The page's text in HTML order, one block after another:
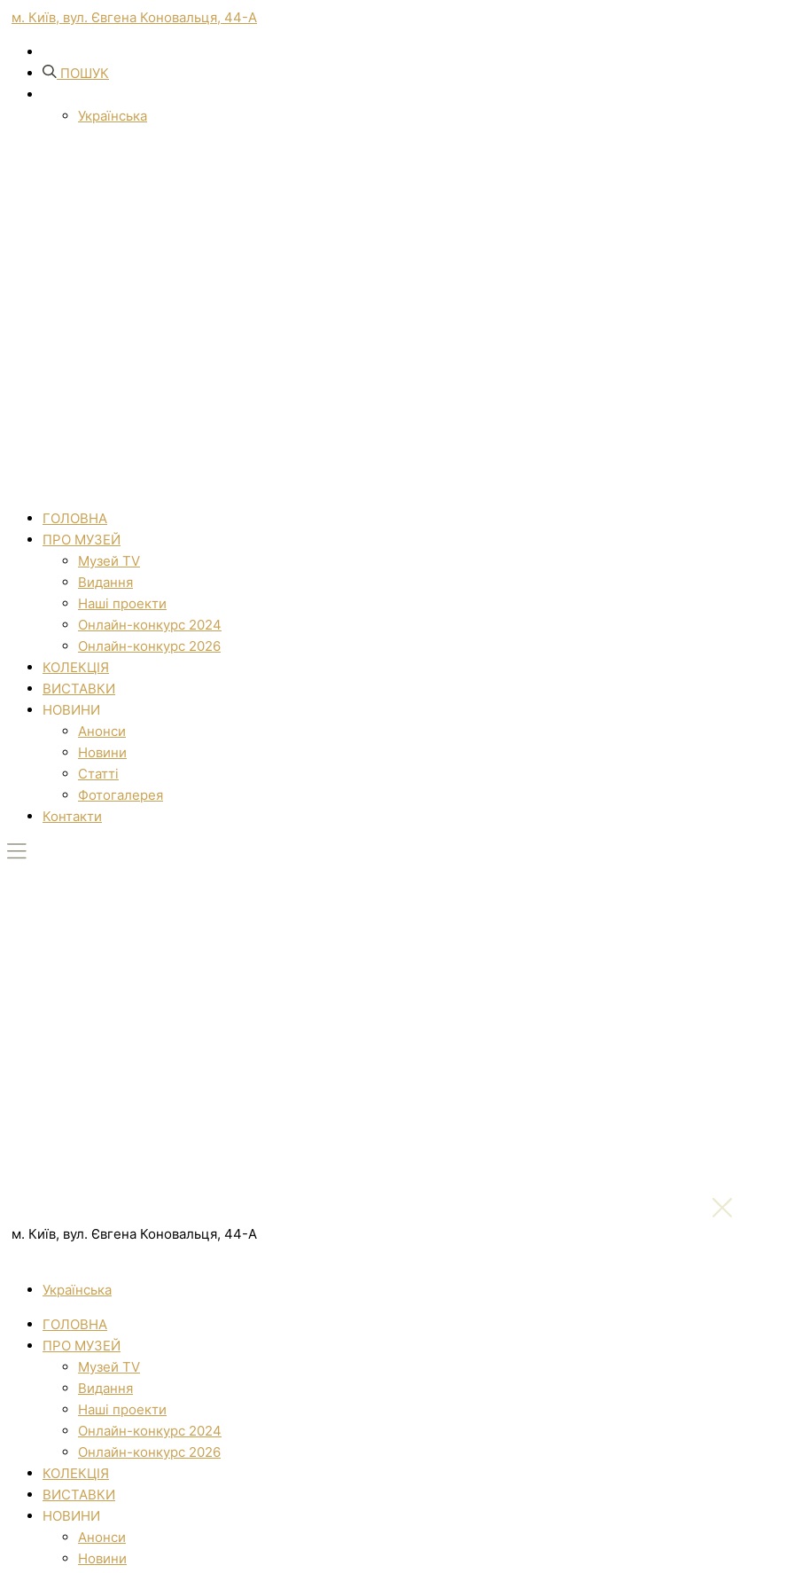
м. Київ, вул. Євгена Коновальця, 44-А
ПОШУК
Українська
ГОЛОВНА
ПРО МУЗЕЙ
Музей TV
Видання
Наші проекти
Онлайн-конкурс 2024
Онлайн-конкурс 2026
КОЛЕКЦІЯ
ВИСТАВКИ
НОВИНИ
Анонси
Новини
Статті
Фотогалерея
Контакти
м. Київ, вул. Євгена Коновальця, 44-А
Українська
ГОЛОВНА
ПРО МУЗЕЙ
Музей TV
Видання
Наші проекти
Онлайн-конкурс 2024
Онлайн-конкурс 2026
КОЛЕКЦІЯ
ВИСТАВКИ
НОВИНИ
Анонси
Новини